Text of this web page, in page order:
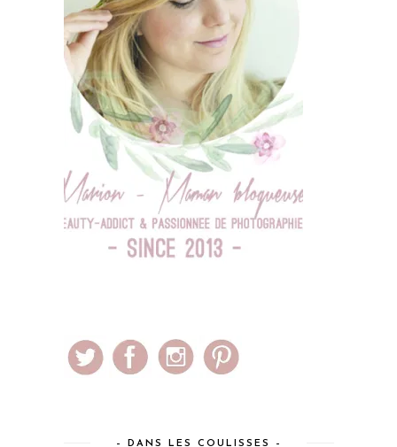
– DANS LES COULISSES –